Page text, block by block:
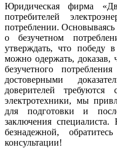
Юридическая фирма
потребителей
потреблении.
о безучетном
утверждать, что победу
можно одержать, доказав,
безучетного
достоверными
доверителей
электротехники, мы
для подготовки и
заключения
безнадежной,
консультации!